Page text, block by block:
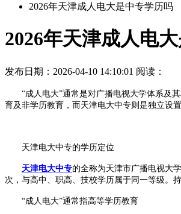
2026年天津成人电大是中专学历吗
2026年天津成人电
发布日期：2026-04-10 14:10:01 阅读：
“成人电大”通常是对广播电视大学体系及其
育及非学历教育，而天津电大中专则是独立设
天津电大中专的学历定位
天津电大中专的全称为天津市广播电视大
次，与高中、职高、技校学历属于同一等级。
“成人电大”通常指高等学历教育